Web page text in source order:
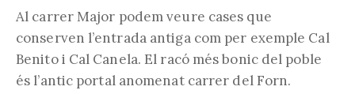
Al carrer Major podem veure cases que
conserven l’entrada antiga com per exemple Cal
Benito i Cal Canela. El racó més bonic del poble
és l’antic portal anomenat carrer del Forn.